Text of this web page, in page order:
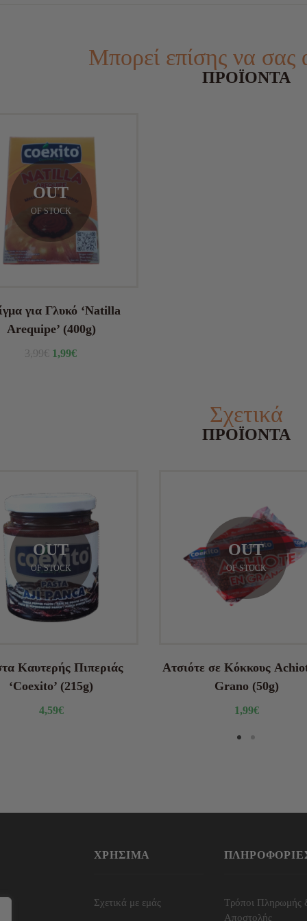
Μπορεί επίσης να
ΠΡΟΪΌΝΤΑ
OUT
OF STOCK
για Γλυκό ‘Natilla
Arequipe’ (400g)
3,99€ 1,99€
Σχετικά
ΠΡΟΪΌΝΤΑ
OUT
OF STOCK
Καυτερής Πιπεριάς
‘Coexito’ (215g)
4,59€
OUT
OF STOCK
Ατσιότε σε Κόκκους
Grano (50g)
1,99€
ΧΡΉΣΙΜΑ
Σχετικά με εμάς
Τρόποι Πληρωμής
Αποστολής